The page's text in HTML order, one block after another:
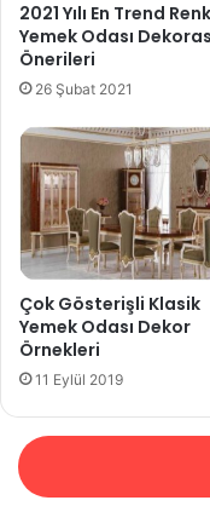
2021 Yılı En Trend
Yemek Odası
Önerileri
26 Şubat 2021
Çok Gösterişli Klasik
Yemek Odası Dekor
Örnekleri
11 Eylül 2019